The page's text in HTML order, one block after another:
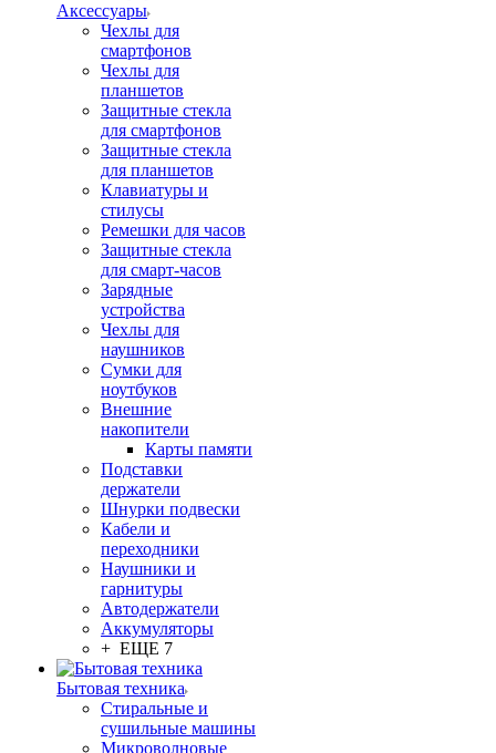
Аксессуары
Чехлы для
смартфонов
Чехлы для
планшетов
Защитные стекла
для смартфонов
Защитные стекла
для планшетов
Клавиатуры и
стилусы
Ремешки для часов
Защитные стекла
для смарт-часов
Зарядные
устройства
Чехлы для
наушников
Сумки для
ноутбуков
Внешние
накопители
Карты памяти
Подставки
держатели
Шнурки подвески
Кабели и
переходники
Наушники и
гарнитуры
Автодержатели
Аккумуляторы
+ ЕЩЕ 7
Бытовая техника
Стиральные и
сушильные машины
Микроволновые